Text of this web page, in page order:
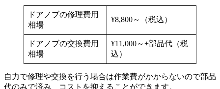
ドアノブの修理費用
相場
¥8,800～（税込）
ドアノブの交換費用
相場
¥11,000～+部品代（税
込）
自力で修理や交換を行う場合は作業費がかからないので部品
代のみで済み、コストを抑えることができます。